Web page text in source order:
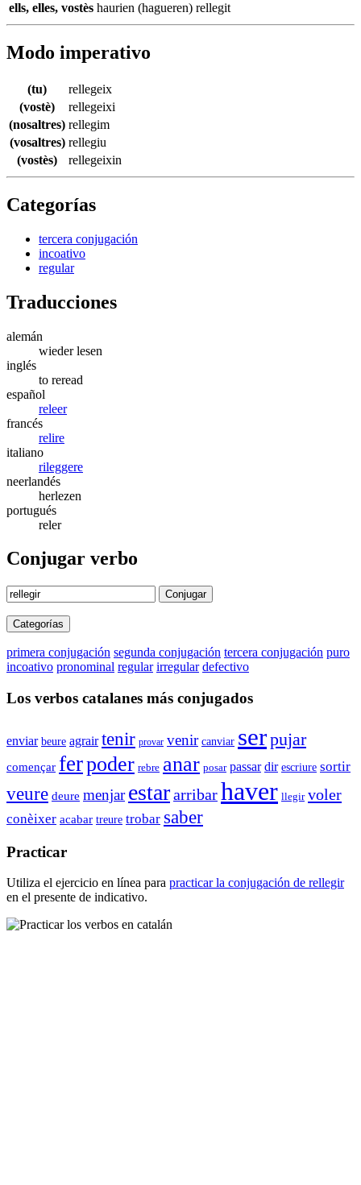
ells, elles, vostès haurien (hagueren) rellegit
Modo imperativo
(tu)
rellegeix
(vostè)
rellegeixi
(nosaltres) rellegim
(vosaltres) rellegiu
(vostès)
rellegeixin
Categorías
tercera conjugación
incoativo
regular
Traducciones
alemán
wieder lesen
inglés
to reread
español
releer
francés
relire
italiano
rileggere
neerlandés
herlezen
portugués
reler
Conjugar verbo
Conjugar
Categorías
primera conjugación segunda conjugación tercera conjugación puro
incoativo pronominal regular irregular defectivo
Los verbos catalanes más conjugados
enviar beure agrair tenir provar venir canviar serpujar
començar ferpoder rebre anar posar passar dir escriure sortir
veure deure menjar estararribarhaver llegir voler
conèixer acabar treure trobar saber
Practicar
Utiliza el ejercicio en línea para practicar la conjugación de rellegir
en el presente de indicativo.